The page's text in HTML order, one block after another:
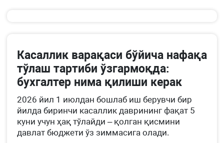
Касаллик варақаси бўйича нафақа
тўлаш тартиби ўзгармоқда:
бухгалтер нима қилиши керак
2026 йил 1 июлдан бошлаб иш берувчи бир
йилда биринчи касаллик даврининг фақат 5
куни учун ҳақ тўлайди – қолган қисмини
давлат бюджети ўз зиммасига олади.